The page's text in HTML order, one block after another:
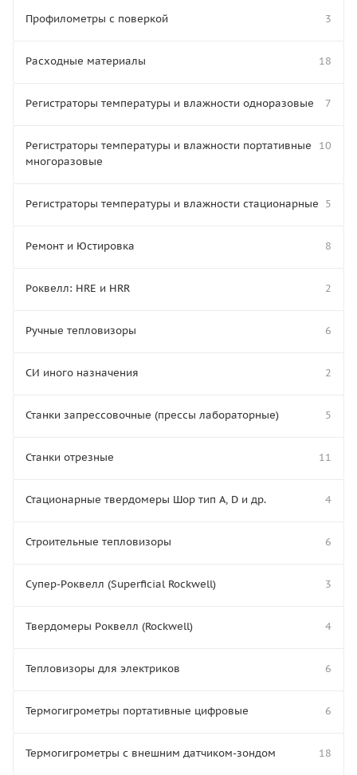
Профилометры с поверкой 3
Расходные материалы 18
Регистраторы температуры и влажности одноразовые 7
Регистраторы температуры и влажности портативные
многоразовые
10
Регистраторы температуры и влажности стационарные 5
Ремонт и Юстировка 8
Роквелл: HRE и HRR 2
Ручные тепловизоры 6
СИ иного назначения 2
Станки запрессовочные (прессы лабораторные) 5
Станки отрезные 11
Стационарные твердомеры Шор тип А, D и др. 4
Строительные тепловизоры 6
Супер-Роквелл (Superficial Rockwell) 3
Твердомеры Роквелл (Rockwell) 4
Тепловизоры для электриков 6
Термогигрометры портативные цифровые 6
Термогигрометры с внешним датчиком-зондом 18